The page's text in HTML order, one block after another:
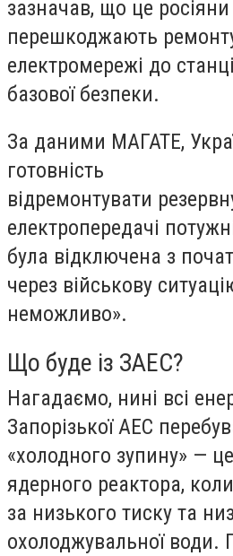
зазначав, що це
перешкоджають
електромережі до
базової безпеки.
За даними МАГАТЕ,
готовність
відремонтувати
електропередачі
була відключена з
через військову
неможливо».
Що буде із ЗАЕС?
Нагадаємо, нині всі
Запорізької АЕС
«холодного зупину» —
ядерного реактора,
за низького тиску та
охолоджувальної води.